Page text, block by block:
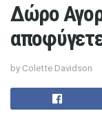
Δώρο
by Colette Davidson